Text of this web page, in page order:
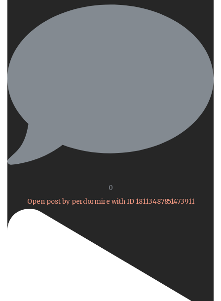
0
Open post by perdormire with ID 18113487851473911